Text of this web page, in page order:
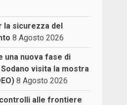
la sicurezza del
8 Agosto 2026
una nuova fase di
visita la mostra
8 Agosto 2026
alle frontiere